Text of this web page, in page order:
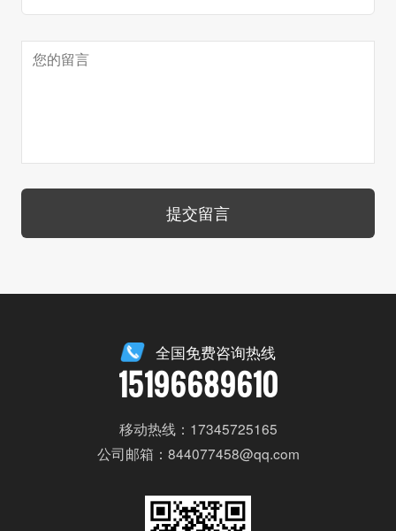
提交留言
全国免费咨询热线
15196689610
移动热线：17345725165
公司邮箱：844077458@qq.com